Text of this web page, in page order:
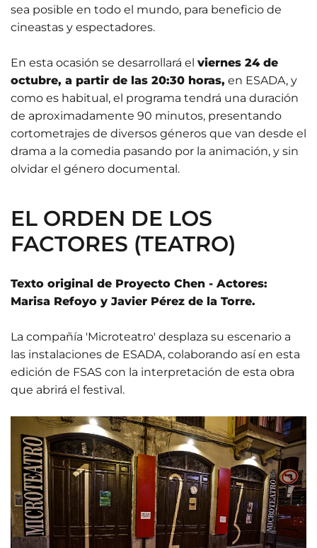
sea posible en todo el mundo, para beneficio de
cineastas y espectadores.
En esta ocasión se desarrollará el viernes 24 de
octubre, a partir de las 20:30 horas, en ESADA, y
como es habitual, el programa tendrá una duración
de aproximadamente 90 minutos, presentando
cortometrajes de diversos géneros que van desde el
drama a la comedia pasando por la animación, y sin
olvidar el género documental.
EL ORDEN DE LOS
FACTORES (TEATRO)
Texto original de Proyecto Chen - Actores:
Marisa Refoyo y Javier Pérez de la Torre.
La compañía 'Microteatro' desplaza su escenario a
las instalaciones de ESADA, colaborando así en esta
edición de FSAS con la interpretación de esta obra
que abrirá el festival.